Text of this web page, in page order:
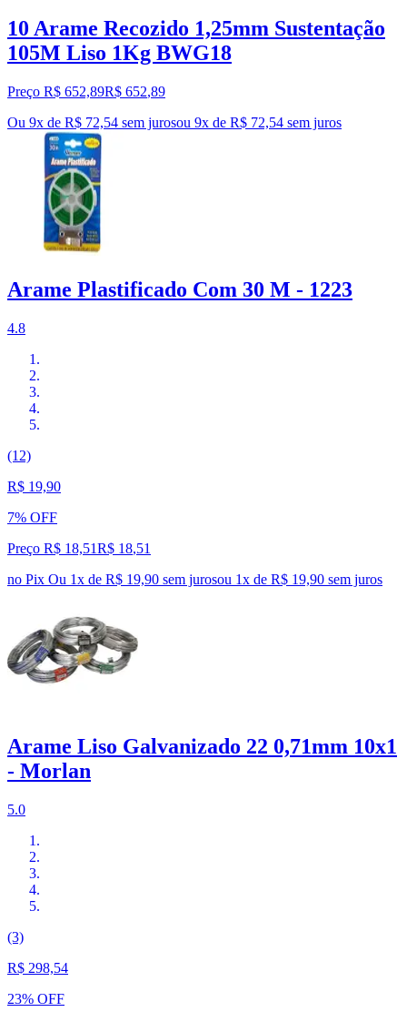
10 Arame Recozido 1,25mm Sustentação
105M Liso 1Kg BWG18
Preço R$ 652,89R$ 652,89
Ou 9x de R$ 72,54 sem jurosou 9x de R$ 72,54 sem juros
Arame Plastificado Com 30 M - 1223
4.8
(12)
R$ 19,90
7% OFF
Preço R$ 18,51R$ 18,51
no Pix Ou 1x de R$ 19,90 sem jurosou 1x de R$ 19,90 sem juros
Arame Liso Galvanizado 22 0,71mm 10x1
- Morlan
5.0
(3)
R$ 298,54
23% OFF